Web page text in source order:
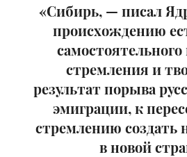
«Сибирь, — писал
происхождению
самостоятельного
стремления и
результат порыва
эмиграции, к
стремлению создать
в новой